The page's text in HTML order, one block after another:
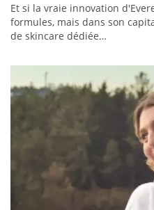
Et si la vraie innovation
formules, mais dans son
de skincare dédiée…